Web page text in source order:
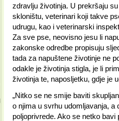
zdravlju životinja. U prekršaju
skloništu, veterinari koji takve
udrugu, kao i veterinarski
Za sve pse, neovisno jesu li
zakonske odredbe propisuju
tada za napuštene životinje ne
odakle je životinja stigla, je li
životinja te, naposljetku, gdje je
„Nitko se ne smije baviti
o njima u svrhu udomljavanja,
poljoprivrede. Ako se netko